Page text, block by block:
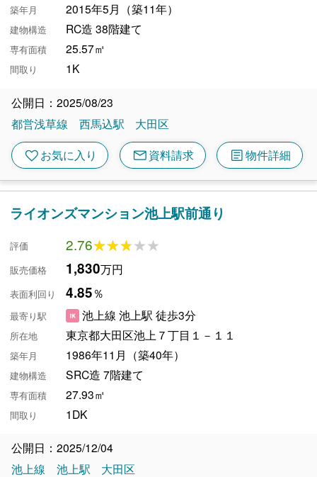
築年月 2015年5月（築11年）
建物構造 RC造 38階建て
専有面積 25.57㎡
間取り 1K
公開日：2025/08/23
都営浅草線
西馬込駅 大田区
favoriteお気に入り mail資料請求 article物件詳細
ライオンズマンション池上駅前通り
評価 2.76★★★★★
★★★★★
販売価格 1,830万円
表面利回り 4.85％
最寄り駅 池上線 池上駅 徒歩3分
所在地 東京都大田区池上７丁目１－１１
築年月 1986年11月（築40年）
建物構造 SRC造 7階建て
専有面積 27.93㎡
間取り 1DK
公開日：2025/12/04
池上線
池上駅 大田区